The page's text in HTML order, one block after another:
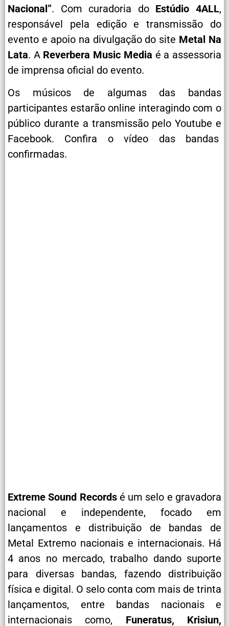
Nacional”. Com curadoria do Estúdio 4ALL,
responsável pela edição e transmissão do
evento e apoio na divulgação do site Metal Na
Lata. AReverbera Music Media é a assessoria
de imprensa oficial do evento.
Os músicos de algumas das bandas
participantes estarão online interagindo com o
público durante a transmissão pelo Youtube e
Facebook. Confira o vídeo das bandas
confirmadas.
Extreme Sound Recordsé um selo e gravadora
nacional e independente, focado em
lançamentos e distribuição de bandas de
Metal Extremo nacionais e internacionais. Há
4 anos no mercado, trabalho dando suporte
para diversas bandas, fazendo distribuição
física e digital. O selo conta com mais de trinta
lançamentos, entre bandas nacionais e
internacionais como, Funeratus, Krisiun,